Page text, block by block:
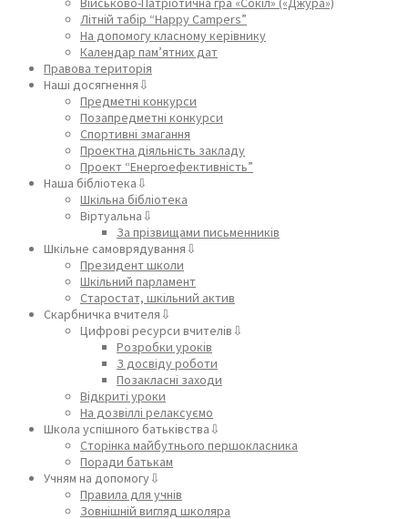
Літній табір “Happy Campers”
На допомогу класному керівнику
Календар пам’ятних дат
Правова територія
Наші досягнення⇩
Предметні конкурси
Позапредметні конкурси
Спортивні змагання
Проектна діяльність закладу
Проект “Енергоефективність”
Наша бібліотека⇩
Шкільна бібліотека
Віртуальна⇩
За прізвищами письменників
Шкільне самоврядування⇩
Президент школи
Шкільний парламент
Старостат, шкільний актив
Скарбничка вчителя⇩
Цифрові ресурси вчителів⇩
Розробки уроків
З досвіду роботи
Позакласні заходи
Відкриті уроки
На дозвіллі релаксуємо
Школа успішного батьківства⇩
Сторінка майбутнього першокласника
Поради батькам
Учням на допомогу⇩
Правила для учнів
Зовнішній вигляд школяра